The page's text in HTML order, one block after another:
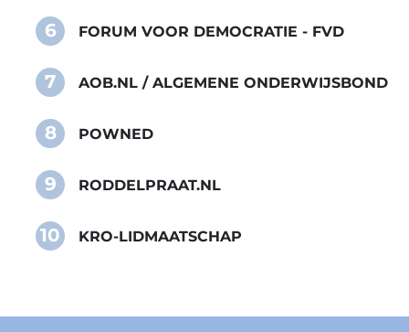
6 FORUM VOOR DEMOCRATIE - FVD
7 AOB.NL / ALGEMENE ONDERWIJSBOND
8 POWNED
9 RODDELPRAAT.NL
10 KRO-LIDMAATSCHAP